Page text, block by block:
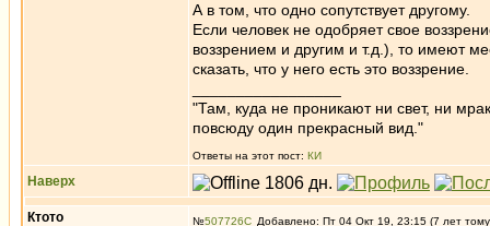
А в том, что одно сопутствует другому.
Если человек не одобряет свое
воззрением и другим и т.д.), то имеют
сказать, что у него есть это воззрение.
"Там, куда не проникают ни свет, ни
повсюду один прекрасный вид."
Ответы на этот пост: КИ
Наверх
Ктото №507726 Добавлено: Пт 04 Окт 19, 23:15 (7 лет